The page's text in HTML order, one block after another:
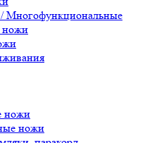
Многофункциональные
ножи
ножи
ножи